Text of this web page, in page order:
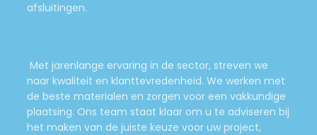
afsluitingen.
Met jarenlange ervaring in de sector, streven we
naar kwaliteit en klanttevredenheid. We werken met
de beste materialen en zorgen voor een vakkundige
plaatsing. Ons team staat klaar om u te adviseren bij
het maken van de juiste keuze voor uw project,